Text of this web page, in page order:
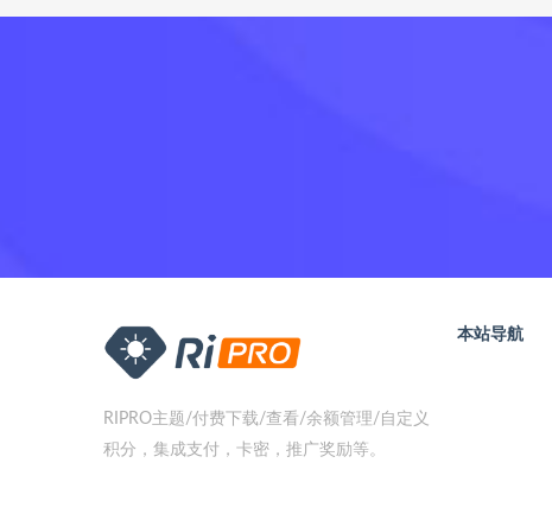
RIPRO主题/付费下载/查看/余额管理/自定义
积分，集成支付，卡密，推广奖励等。
本站导航